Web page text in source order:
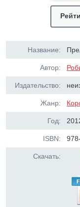
Название:
Автор:
Издательство:
Жанр:
Год:
ISBN:
Скачать: